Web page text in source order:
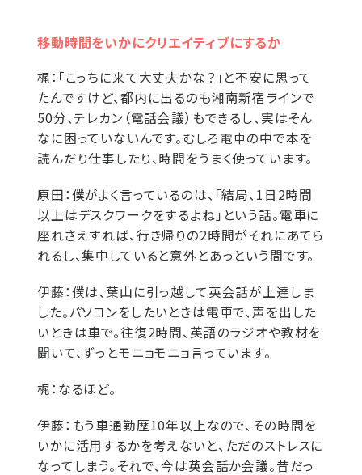
移動時間をいかにクリエイティブにするか
梶： 「こっちに来て大丈夫かな？」と不安に思って
たんですけど、都内に出るのも湘南新宿ラインで
50分、テレカン（電話会議）もできるし、実はそん
なに困っていないんです。むしろ電車の中で本を
読んだり仕事したり、時間をうまく使っています。
原田：僕がよく言っているのは、「結局、1日2時間
以上はデスクワークをするよね」という話。電車に
座れさえすれば、行き帰りの2時間がそれにあてら
れるし、集中していると意外とあっという間です。
伊藤：僕は、葉山に引っ越して英会話が上達しま
した。パソコンをしたいときは電車で、声を出した
いときは車で。往復2時間、英語のラジオや教材を
聞いて、ずっとモニョモニョ言っています。
梶： なるほど。
伊藤： もう車通勤歴10年以上なので、その時間を
いかに活用するかを考えないと、ただのストレスに
なってしまう。それで、今は英会話か会議。昔だっ